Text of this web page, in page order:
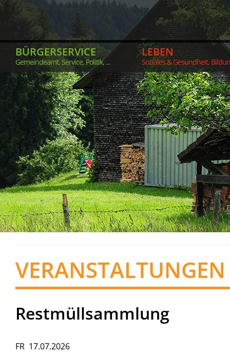
BÜRGERSERVICE
Gemeindeamt, Service, Politik, ...
LEBEN
Soziales & Gesundheit,
VERANSTALTUNGEN
Restmüllsammlung
FR 17.07.2026